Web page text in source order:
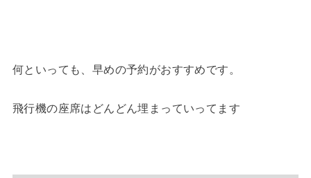
何といっても、早めの予約がおすすめです。
飛行機の座席はどんどん埋まっていってます